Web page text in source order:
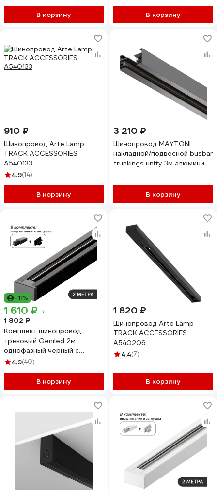
В корзину В корзину
910 ₽
Шинопровод Arte Lamp
TRACK ACCESSORIES
A540133
4.9(14)
В корзину
3 210 ₽
Шинопровод MAYTONI
накладной/подвесной busbar
trunkings unity 3м алюминий
В корзину
-11%
1 610 ₽
1 802 ₽
Комплект шинопровод
трековый Geniled 2м
однофазный черный с
вводом питания и заглушкой
4.9(40)
В корзину
1 820 ₽
Шинопровод Arte Lamp
TRACK ACCESSORIES
A540206
4.4(7)
В корзину